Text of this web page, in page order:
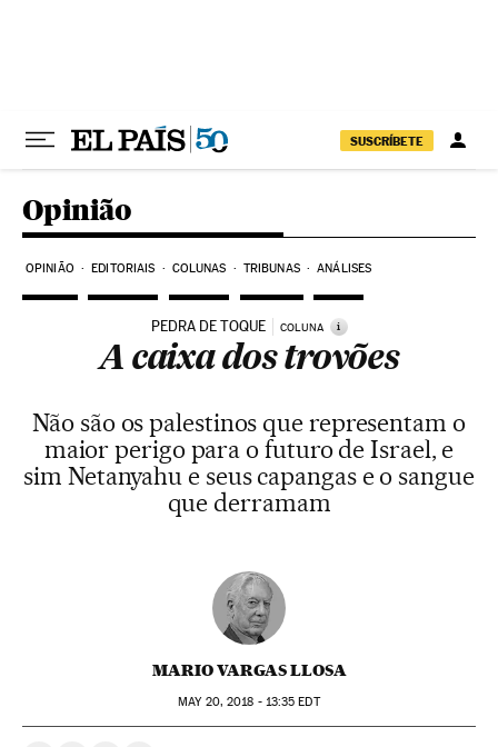
SUSCRÍBETE
Opinião
OPINIÃO EDITORIAIS COLUNAS TRIBUNAS ANÁLISES
PEDRA DE TOQUE COLUNA i
A caixa dos trovões
Não são os palestinos que representam o
maior perigo para o futuro de Israel, e
sim Netanyahu e seus capangas e o sangue
que derramam
MARIO VARGAS LLOSA
MAY20, 2018 - 13:35 EDT